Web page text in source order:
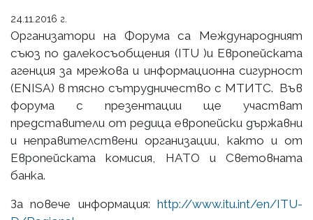
24.11.2016 г.
Организатори на Форума са Международният
съюз по далекосъобщения (ITU )и Европейската
агенция за мрежова и информационна сигурност
(ENISA) в тясно сътрудничество с МТИТС. Във
форума с презентации ще участват
представители от редица европейски държавни
и неправителствени организации, както и от
Европейската комисия, НАТО и Световната
банка.
За повече информация: http://www.itu.int/en/ITU-